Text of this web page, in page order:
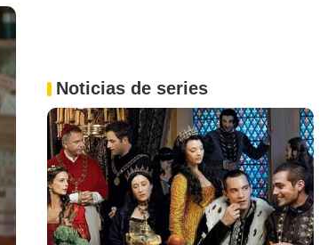
Noticias de series